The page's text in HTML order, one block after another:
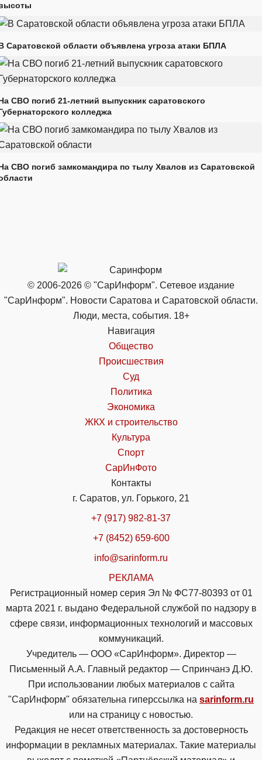
Саратовской области объявлена угроза атаки БПЛА
СВО погиб 21-летний выпускник саратовского
колледжа
СВО погиб замкомандира по тылу Хвалов из Саратовской
© 2006-2026 © "СарИнформ". Сетевое издание
"СарИнформ". Новости Саратова и Саратовской области.
Люди, места, события. 18+
Навигация
Общество
Происшествия
Суд
Политика
Экономика
ЖКХ и строительство
Культура
Спорт
СарИнФото
Контакты
г. Саратов, ул. Горького, 21
+7 (917) 982-81-37
+7 (8452) 659-600
info@sarinform.ru
РЕКЛАМА
Регистрационный номер серия Эл № ФС77-80393 от 01
марта 2021 г. выдано Федеральной службой по надзору в
сфере связи, информационных технологий и массовых
коммуникаций.
Учредитель — ООО «СарИнформ». Директор —
Письменный А.А. Главный редактор — Спринчанэ Д.Ю.
При использовании любых материалов с сайта
"СарИнформ" обязательна гиперссылка на sarinform.ru
или на страницу с новостью.
Редакция не несет ответственность за достоверность
информации в рекламных материалах. Такие материалы